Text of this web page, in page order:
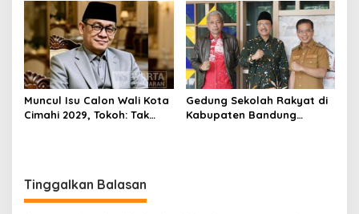
Muncul Isu Calon Wali Kota
Cimahi 2029, Tokoh: Tak
Gedung Sekolah Rakyat di
Kabupaten Bandung
Tinggalkan Balasan